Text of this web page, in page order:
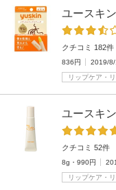
ユースキ
クチコミ 182件
836円
2019/8/
リップケア・
ユースキ
クチコミ 52件
8g・990円
リップケア・